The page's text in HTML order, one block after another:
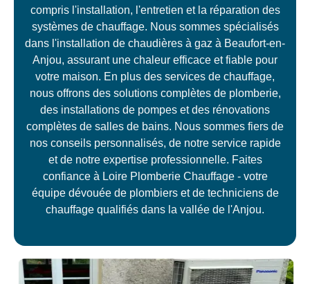
compris l'installation, l'entretien et la réparation des
systèmes de chauffage. Nous sommes spécialisés
dans l'installation de chaudières à gaz à Beaufort-en-
Anjou, assurant une chaleur efficace et fiable pour
votre maison. En plus des services de chauffage,
nous offrons des solutions complètes de plomberie,
des installations de pompes et des rénovations
complètes de salles de bains. Nous sommes fiers de
nos conseils personnalisés, de notre service rapide
et de notre expertise professionnelle. Faites
confiance à Loire Plomberie Chauffage - votre
équipe dévouée de plombiers et de techniciens de
chauffage qualifiés dans la vallée de l'Anjou.